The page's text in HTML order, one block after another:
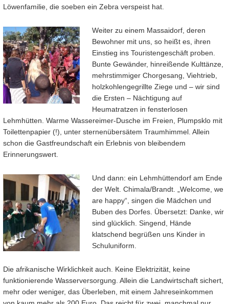
Löwenfamilie, die soeben ein Zebra verspeist hat.
Weiter zu einem Massaidorf, deren
Bewohner mit uns, so heißt es, ihren
Einstieg ins Touristengeschäft proben.
Bunte Gewänder, hinreißende Kulttänze,
mehrstimmiger Chorgesang, Viehtrieb,
holzkohlengegrillte Ziege und – wir sind
die Ersten – Nächtigung auf
Heumatratzen in fensterlosen
Lehmhütten. Warme Wassereimer-Dusche im Freien, Plumpsklo mit
Toilettenpapier (!), unter sternenübersätem Traumhimmel. Allein
schon die Gastfreundschaft ein Erlebnis von bleibendem
Erinnerungswert.
Und dann: ein Lehmhüttendorf am Ende
der Welt. Chimala/Brandt. „Welcome, we
are happy“, singen die Mädchen und
Buben des Dorfes. Übersetzt: Danke, wir
sind glücklich. Singend, Hände
klatschend begrüßen uns Kinder in
Schuluniform.
Die afrikanische Wirklichkeit auch. Keine Elektrizität, keine
funktionierende Wasserversorgung. Allein die Landwirtschaft sichert,
mehr oder weniger, das Überleben, mit einem Jahreseinkommen